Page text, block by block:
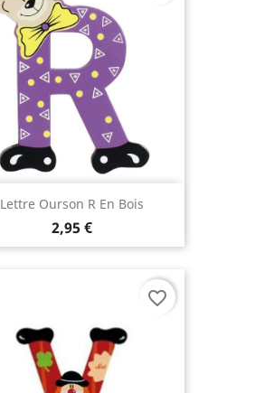
Lettre Ourson R En Bois
2,95 €
favorite_border